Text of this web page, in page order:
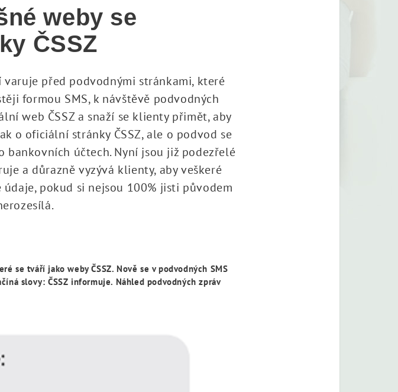
weby se
ČSSZ
varuje před podvodnými stránkami, které
formou SMS, k návštěvě podvodných
web ČSSZ a snaží se klienty přimět, aby
o oficiální stránky ČSSZ, ale o podvod se
účtech. Nyní jsou již podezřelé
a důrazně vyzývá klienty, aby veškeré
pokud si nejsou 100% jisti původem
se tváří jako weby ČSSZ. Nově se v podvodných SMS
slovy: ČSSZ informuje. Náhled podvodných zpráv